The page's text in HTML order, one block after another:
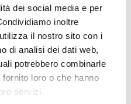
dei social media e per
inoltre
il nostro sito con i
di analisi dei dati web,
potrebbero combinarle
loro o che hanno
servizi.
o le
fatte salve eventuali
di lavoro o nel
possono partecipare al
Ospedali, Industrie,
della ricerca